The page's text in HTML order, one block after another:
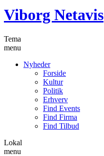
Viborg Netavis
Tema
menu
Nyheder
Forside
Kultur
Politik
Erhverv
Find Events
Find Firma
Find Tilbud
Lokal
menu